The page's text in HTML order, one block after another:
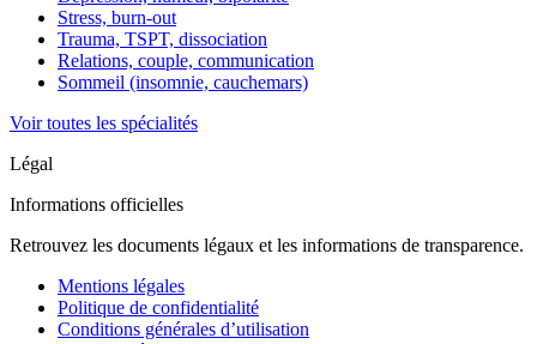
Stress, burn-out
Trauma, TSPT, dissociation
Relations, couple, communication
Sommeil (insomnie, cauchemars)
Voir toutes les spécialités
Légal
Informations officielles
Retrouvez les documents légaux et les informations de transparence.
Mentions légales
Politique de confidentialité
Conditions générales d’utilisation